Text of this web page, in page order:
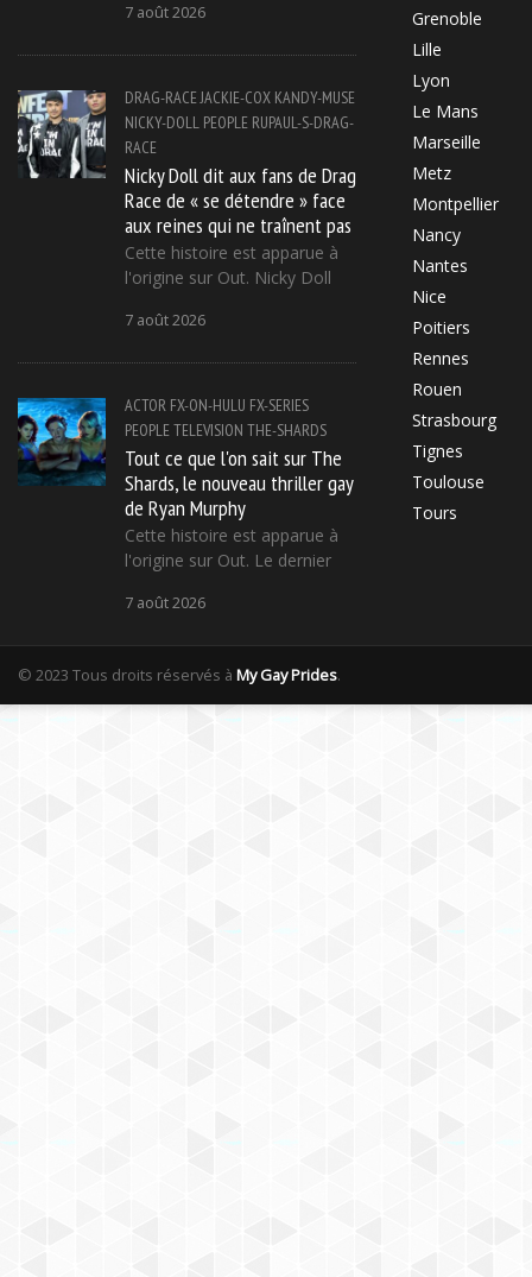
7 août 2026
DRAG-RACEJACKIE-COX KANDY-MUSE
NICKY-DOLL PEOPLE RUPAUL-S-DRAG-
RACE
Nicky Doll dit aux fans de Drag
Race de « se détendre » face
aux reines qui ne traînent pas
Cette histoire est apparue à
l'origine sur Out. Nicky Doll
7 août 2026
ACTOR FX-ON-HULU FX-SERIES
PEOPLETELEVISION THE-SHARDS
Tout ce que l'on sait sur The
Shards, le nouveau thriller gay
de Ryan Murphy
Cette histoire est apparue à
l'origine sur Out. Le dernier
7 août 2026
Grenoble
Lille
Lyon
Le Mans
Marseille
Metz
Montpellier
Nancy
Nantes
Nice
Poitiers
Rennes
Rouen
Strasbourg
Tignes
Toulouse
Tours
© 2023 Tous droits réservés à My Gay Prides.